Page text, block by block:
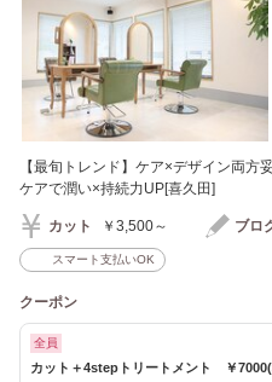
【最旬トレンド】ケア×デザイン両方
ケアで潤い×持続力UP[喜久田]
カット ￥3,500～ ブロ
スマート支払いOK
クーポン
全員
カット＋4stepトリートメント ￥